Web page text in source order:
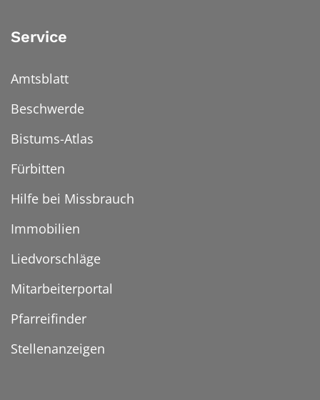
Service
Amtsblatt
Beschwerde
Bistums-Atlas
Fürbitten
Hilfe bei Missbrauch
Immobilien
Liedvorschläge
Mitarbeiterportal
Pfarreifinder
Stellenanzeigen